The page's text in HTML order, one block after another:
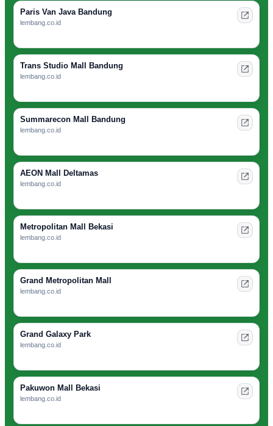
Paris Van Java Bandung
lembang.co.id
Trans Studio Mall Bandung
lembang.co.id
Summarecon Mall Bandung
lembang.co.id
AEON Mall Deltamas
lembang.co.id
Metropolitan Mall Bekasi
lembang.co.id
Grand Metropolitan Mall
lembang.co.id
Grand Galaxy Park
lembang.co.id
Pakuwon Mall Bekasi
lembang.co.id